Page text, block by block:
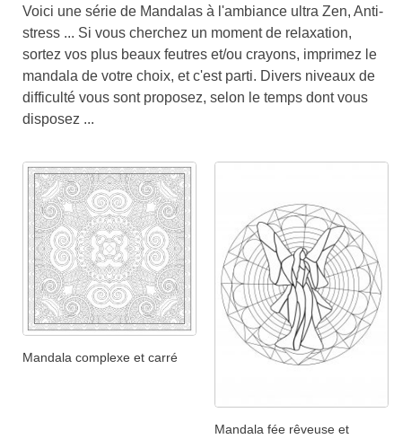
Voici une série de Mandalas à l'ambiance ultra Zen, Anti-
stress ... Si vous cherchez un moment de relaxation,
sortez vos plus beaux feutres et/ou crayons, imprimez le
mandala de votre choix, et c'est parti. Divers niveaux de
difficulté vous sont proposez, selon le temps dont vous
disposez ...
Mandala complexe et carré
Mandala fée rêveuse et